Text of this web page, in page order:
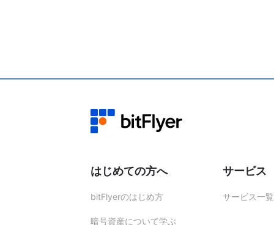
お手数をおかけいたしますが、お
はじめての方へ
bitFlyerのはじめ方
暗号資産について学ぶ
サービス
サービス一覧